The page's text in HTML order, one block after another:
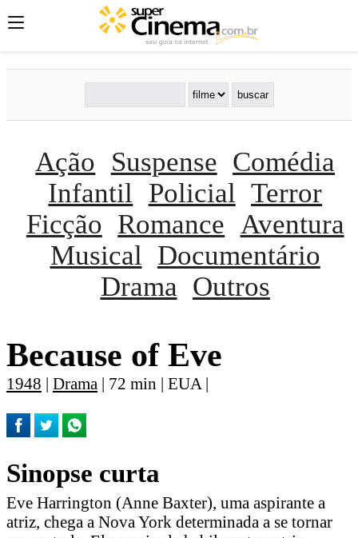
Ação Suspense Comédia
Infantil
Policial Terror
Ficção Romance Aventura
Musical
Documentário
Drama Outros
Because of Eve
1948 | Drama | 72 min | EUA |
Sinopse curta
Eve Harrington (Anne Baxter), uma aspirante a
atriz, chega a Nova York determinada a se tornar